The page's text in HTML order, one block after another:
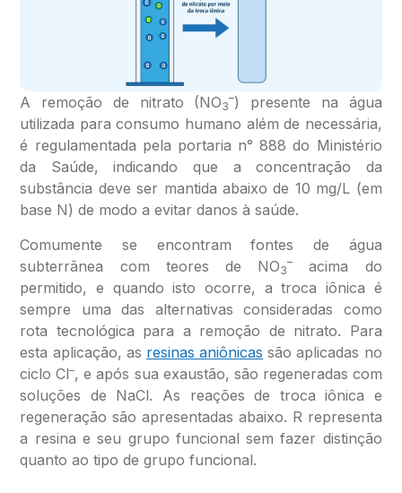
A remoção de nitrato (NO3
–) presente na água
utilizada para consumo humano além de necessária,
é regulamentada pela portaria n° 888 do Ministério
da Saúde, indicando que a concentração da
substância deve ser mantida abaixo de 10 mg/L (em
base N) de modo a evitar danos à saúde.
Comumente se encontram fontes de água
subterrânea com teores de NO3
–
acima do
permitido, e quando isto ocorre, a troca iônica é
sempre uma das alternativas consideradas como
rota tecnológica para a remoção de nitrato. Para
esta aplicação, as resinas aniônicas são aplicadas no
ciclo Cl–, e após sua exaustão, são regeneradas com
soluções de NaCl. As reações de troca iônica e
regeneração são apresentadas abaixo. R representa
a resina e seu grupo funcional sem fazer distinção
quanto ao tipo de grupo funcional.